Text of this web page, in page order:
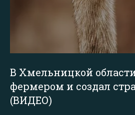
В Хмельницкой
фермером и создал
(ВИДЕО)